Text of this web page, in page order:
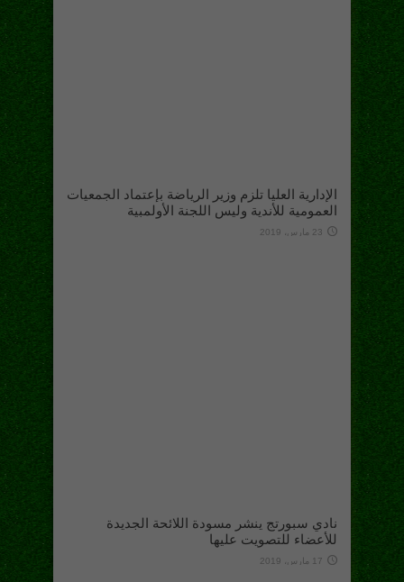
الإدارية العليا تلزم وزير الرياضة بإعتماد الجمعيات
العمومية للأندية وليس اللجنة الأولمبية
23 مارس، 2019
نادي سبورتج ينشر مسودة اللائحة الجديدة
للأعضاء للتصويت عليها
17 مارس، 2019